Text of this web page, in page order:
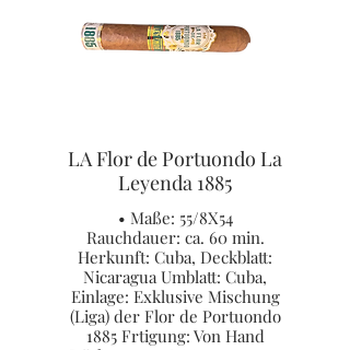
LA Flor de Portuondo La
Leyenda 1885
• Maße: 55/8X54
Rauchdauer: ca. 60 min.
Herkunft: Cuba, Deckblatt:
Nicaragua Umblatt: Cuba,
Einlage: Exklusive Mischung
(Liga) der Flor de Portuondo
1885 Frtigung: Von Hand